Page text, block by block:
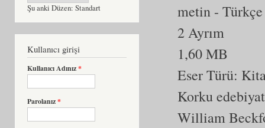
Şu anki Düzen: Standart
Kullanıcı girişi
Kullanıcı Adınız*
Parolanız*
metin - Türkçe
2 Ayrım
1,60 MB
Eser Türü:
Korku
William